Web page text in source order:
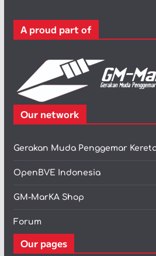
r
A proud part of
Our network
Gerakan Muda Penggemar
OpenBVE Indonesia
GM-MarKA Shop
Forum
Our pages